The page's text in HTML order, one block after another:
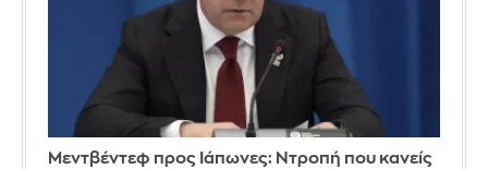
Μεντβέντεφ προς Ιάπωνες: Ντροπή που κανείς